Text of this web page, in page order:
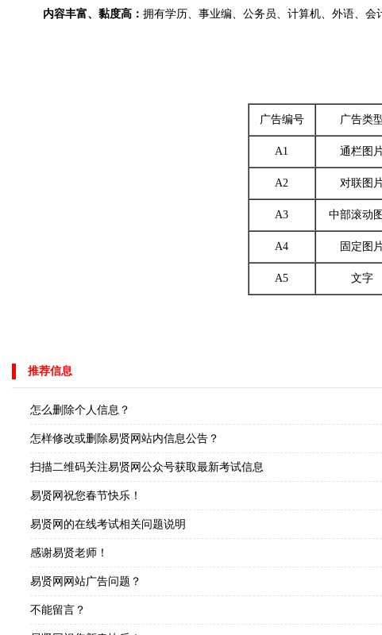
内容丰富、黏度高： 拥有学历、事业编、公务员、计算机、外语、会
广告编号 广告类
A1 通栏图
A2 对联图
A3 中部滚动
A4 固定图
A5 文字
推荐信息
怎么删除个人信息？
怎样修改或删除易贤网站内信息公告？
扫描二维码关注易贤网公众号获取最新考试信息
易贤网祝您春节快乐！
易贤网的在线考试相关问题说明
感谢易贤老师！
易贤网网站广告问题？
不能留言？